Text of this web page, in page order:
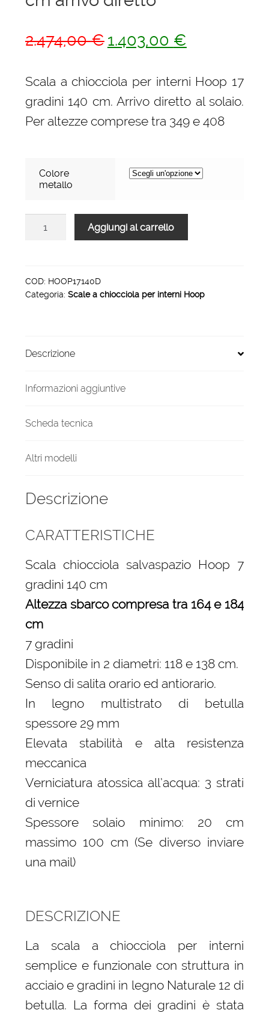
2.474,00€ Il
originale
era:
2.474,00 €.
1.403,00 €
attuale
è:
1.403,00 €.
Scala a chiocciola per interni Hoop 17
gradini 140 cm. Arrivo diretto al solaio.
Per altezze comprese tra 349 e 408
Colore
metallo
interni
Hoop
cm
diretto
Aggiungi al carrello
COD: HOOP17140D
Categoria: Scale a chiocciola per interni Hoop
Descrizione
Informazioni aggiuntive
Scheda tecnica
Altri modelli
Descrizione
CARATTERISTICHE
Scala chiocciola salvaspazio Hoop 7
gradini 140 cm
Altezza sbarco compresa tra 164 e 184
cm
7 gradini
Disponibile in 2 diametri: 118 e 138 cm.
Senso di salita orario ed antiorario.
In legno multistrato di betulla
spessore 29 mm
Elevata stabilità e alta resistenza
meccanica
Verniciatura atossica all’acqua: 3 strati
di vernice
Spessore solaio minimo: 20 cm
massimo 100 cm (Se diverso inviare
una mail)
DESCRIZIONE
La scala a chiocciola per interni
semplice e funzionale con struttura in
acciaio e gradini in legno Naturale 12 di
betulla. La forma dei gradini è stata